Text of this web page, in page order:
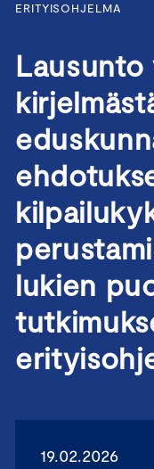
ERITYISOHJELMA
lukien
19.02.2026